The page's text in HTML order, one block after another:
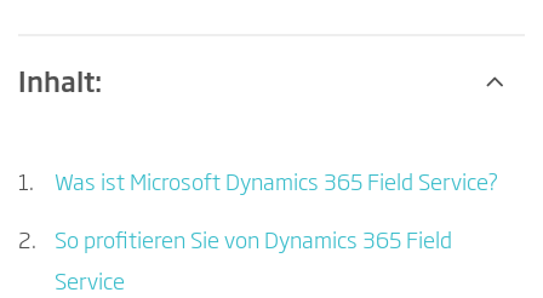
Inhalt:
Was ist Microsoft Dynamics 365 Field Service?
So profitieren Sie von Dynamics 365 Field
Service